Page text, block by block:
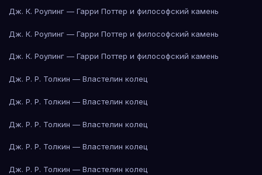
Дж. К. Роулинг — Гарри Поттер и философский камень
Дж. К. Роулинг — Гарри Поттер и философский камень
Дж. К. Роулинг — Гарри Поттер и философский камень
Дж. Р. Р. Толкин — Властелин колец
Дж. Р. Р. Толкин — Властелин колец
Дж. Р. Р. Толкин — Властелин колец
Дж. Р. Р. Толкин — Властелин колец
Дж. Р. Р. Толкин — Властелин колец